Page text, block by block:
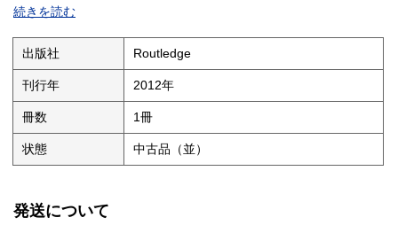
Martin Johnes and Matthew Taylor
The Construction of the Body Politic and the Politics of the Body:
Boxing as Battle Ground for Conservatives and Radicals in Late
Georgian England
Ruti Ungar
Real Life in the London Magazine: Pugilism and Literature in the
1820s
363
John Whale
'Under Queensberry Rules, So to Speak': Some Versions of a
Metaphor
398
続きを読む
出版社 Routledge
刊行年 2012年
冊数 1冊
状態 中古品（並）
発送について